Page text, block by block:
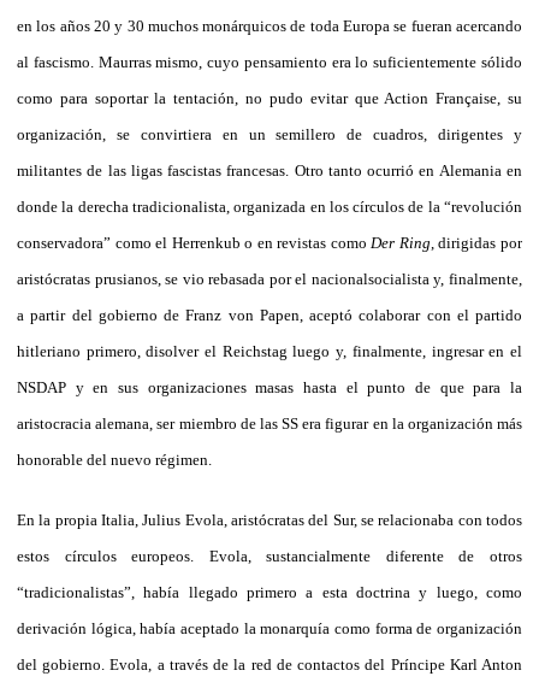
en los años 20 y 30 muchos monárquicos de toda Europa se fueran acercando
al fascismo. Maurras mismo, cuyo pensamiento era lo suficientemente sólido
como para soportar la tentación, no pudo evitar que Action Française, su
organización, se convirtiera en un semillero de cuadros, dirigentes y
militantes de las ligas fascistas francesas. Otro tanto ocurrió en Alemania en
donde la derecha tradicionalista, organizada en los círculos de la “revolución
conservadora” como el Herrenkub o en revistas como Der Ring , dirigidas por
aristócratas prusianos, se vio rebasada por el nacionalsocialista y, finalmente,
a partir del gobierno de Franz von Papen, aceptó colaborar con el partido
hitleriano primero, disolver el Reichstag luego y, finalmente, ingresar en el
NSDAP y en sus organizaciones masas hasta el punto de que para la
aristocracia alemana, ser miembro de las SS era figurar en la organización más
honorable del nuevo régimen.
En la propia Italia, Julius Evola, aristócratas del Sur, se relacionaba con todos
estos círculos europeos. Evola, sustancialmente diferente de otros
“tradicionalistas”, había llegado primero a esta doctrina y luego, como
derivación lógica, había aceptado la monarquía como forma de organización
del gobierno. Evola, a través de la red de contactos del Príncipe Karl Anton